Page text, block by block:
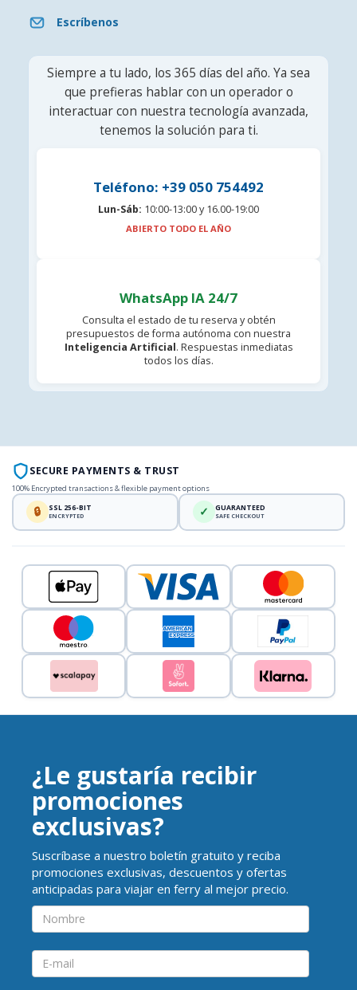
Escríbenos
Siempre a tu lado, los 365 días del año. Ya sea
que prefieras hablar con un operador o
interactuar con nuestra tecnología avanzada,
tenemos la solución para ti.
Teléfono: +39 050 754492
Lun-Sáb: 10:00-13:00 y 16.00-19:00
ABIERTO TODO EL AÑO
WhatsApp IA 24/7
Consulta el estado de tu reserva y obtén
presupuestos de forma autónoma con nuestra
Inteligencia Artificial. Respuestas inmediatas
todos los días.
SECURE PAYMENTS & TRUST
100% Encrypted transactions & flexible payment options
🔒 SSL 256-BIT
ENCRYPTED ✓ GUARANTEED
SAFE CHECKOUT
¿Le gustaría recibir
promociones
exclusivas?
Suscríbase a nuestro boletín gratuito y reciba
promociones exclusivas, descuentos y ofertas
anticipadas para viajar en ferry al mejor precio.